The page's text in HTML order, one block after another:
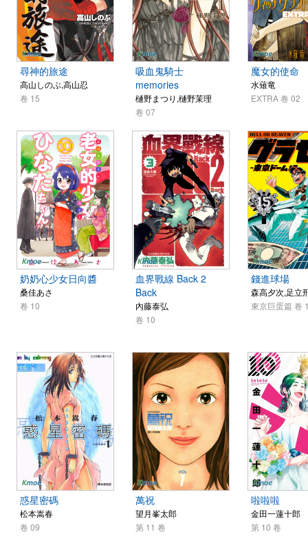
尋神的旅途
高山しのぶ,高山忍
卷 15
吸血鬼騎士
memories
樋野まつり,樋野茉理
卷 07
魔女的使命
水薙竜
EXTRA 卷 02
奶奶心少女日向醬
桑佳あさ
卷 10
血界戰線 Back 2
Back
內藤泰弘
卷 10
錢進球場
森高夕次,足立
東京巨蛋篇 卷
惑星密碼
松本嵩春
卷 09
萬祝
望月峯太郎
第 11 卷
啦啦啦
金田一蓮十郎
第 10 卷